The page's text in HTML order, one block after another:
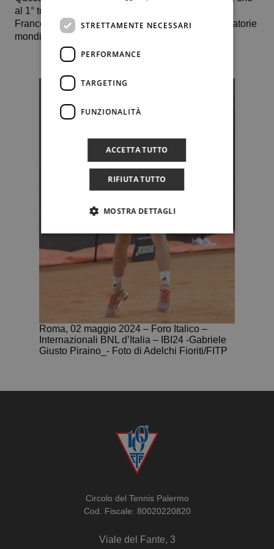
al 1° turno aveva sconfitto i due parziali il cesenate
Francesco Forti, occupa il gradino 506 delle graduatorie
mondiali.
Roma, 02 maggio 2024 – Foro Italico –
Internazionali BNL d’Italia – IBI24 -Gabriele
Giusto Piraino_- Foto di Adelchi Fioriti/FITP
Circolo del Tennis Palermo
Cod. Fiscale: 80020220820
Viale del Fante, 3
STRETTAMENTE NECESSARI
PERFORMANCE
TARGETING
FUNZIONALITÀ
ACCETTA TUTTO
RIFIUTA TUTTO
MOSTRA DETTAGLI